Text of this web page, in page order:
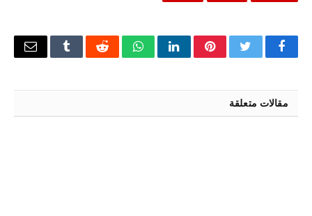
فيسبوكتويتر بينتيريستلينكدإنواتسابرديت Tumblrالبريد
مقالات متعلقة